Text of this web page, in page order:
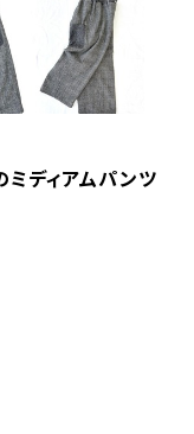
ディアムパンツ